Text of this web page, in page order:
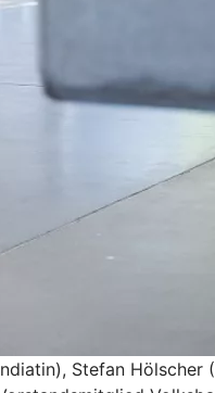
Stefan Hölscher